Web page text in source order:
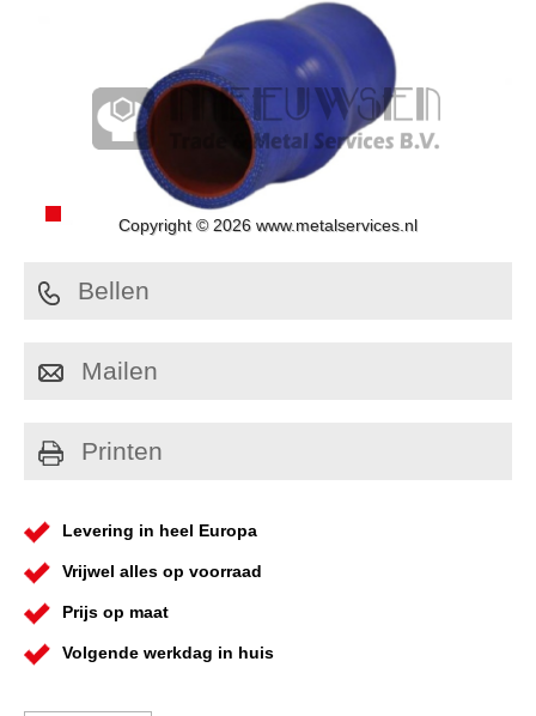
Copyright © 2026 www.metalservices.nl
Bellen
Mailen
Printen
Levering in heel Europa
Vrijwel alles op voorraad
Prijs op maat
Volgende werkdag in huis